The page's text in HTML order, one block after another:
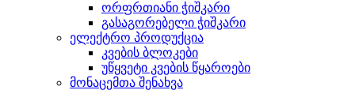
ორფრთიანი ჭიშკარი
გასაგორებელი ჭიშკარი
ელექტრო პროდუქცია
კვების ბლოკები
უწყვეტი კვების წყაროები
მონაცემთა შენახვა